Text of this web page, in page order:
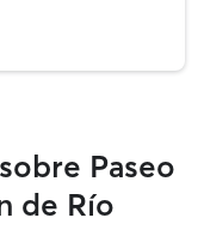
Paseo
de Río